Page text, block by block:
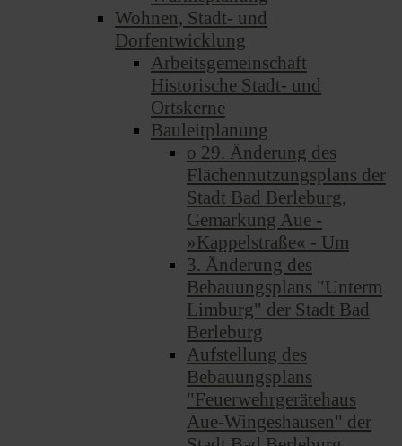
Wohnen, Stadt- und
Dorfentwicklung
Arbeitsgemeinschaft
Historische Stadt- und
Ortskerne
Bauleitplanung
o 29. Änderung des
Flächennutzungsplans der
Stadt Bad Berleburg,
Gemarkung Aue -
»Kappelstraße« - Um
3. Änderung des
Bebauungsplans "Unterm
Limburg" der Stadt Bad
Berleburg
Aufstellung des
Bebauungsplans
"Feuerwehrgerätehaus
Aue-Wingeshausen" der